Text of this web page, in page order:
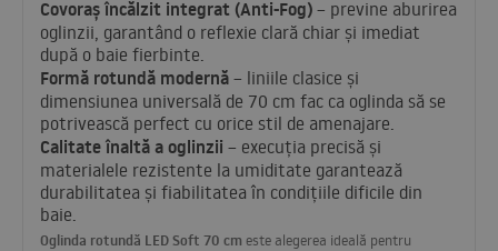
Covoraș încălzit integrat (Anti-Fog) – previne aburirea
oglinzii, garantând o reflexie clară chiar și imediat
după o baie fierbinte.
Formă rotundă modernă – liniile clasice și
dimensiunea universală de 70 cm fac ca oglinda să se
potrivească perfect cu orice stil de amenajare.
Calitate înaltă a oglinzii – execuția precisă și
materialele rezistente la umiditate garantează
durabilitatea și fiabilitatea în condițiile dificile din
baie.
Oglinda rotundă LEDSoft 70 cm este alegerea ideală pentru